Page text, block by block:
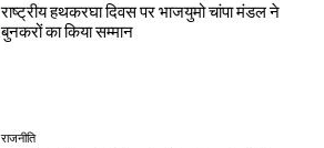
राष्ट्रीय हथकरघा दिवस पर भाजयुमो चांपा मंडल ने
बुनकरों का किया सम्मान
राजनीति